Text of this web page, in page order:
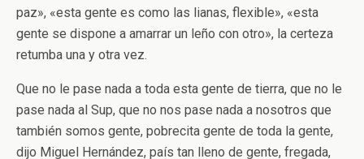
paz», «esta gente es como las lianas, flexible», «esta
gente se dispone a amarrar un leño con otro», la certeza
retumba una y otra vez.
Que no le pase nada a toda esta gente de tierra, que no le
pase nada al Sup, que no nos pase nada a nosotros que
también somos gente, pobrecita gente de toda la gente,
dijo Miguel Hernández, país tan lleno de gente, fregada,